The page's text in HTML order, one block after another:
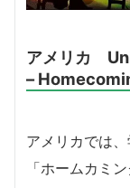
アメリカ
–
アメリカでは
「ホームカミ